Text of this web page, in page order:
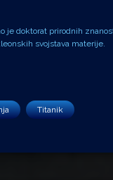
je doktorat prirodnih
svojstava materije.
Titanik